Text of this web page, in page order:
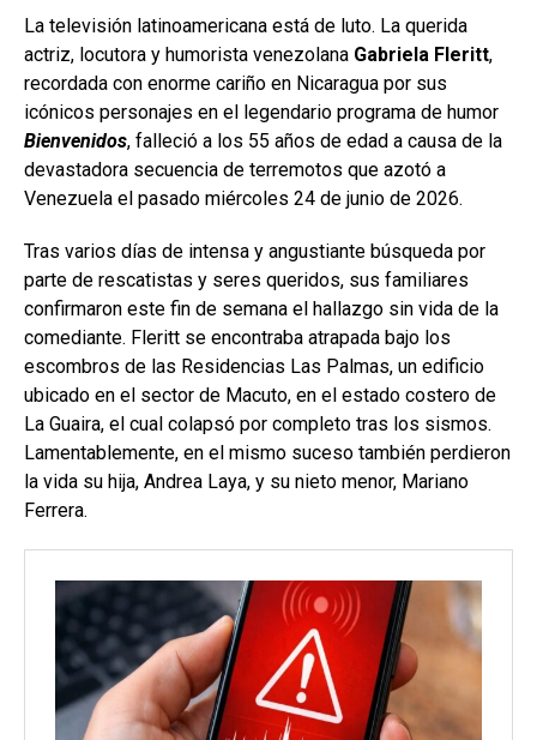
La televisión latinoamericana está de luto. La querida
actriz, locutora y humorista venezolana Gabriela Fleritt,
recordada con enorme cariño en Nicaragua por sus
icónicos personajes en el legendario programa de humor
Bienvenidos, falleció a los 55 años de edad a causa de la
devastadora secuencia de terremotos que azotó a
Venezuela el pasado miércoles 24 de junio de 2026.
Tras varios días de intensa y angustiante búsqueda por
parte de rescatistas y seres queridos, sus familiares
confirmaron este fin de semana el hallazgo sin vida de la
comediante. Fleritt se encontraba atrapada bajo los
escombros de las Residencias Las Palmas, un edificio
ubicado en el sector de Macuto, en el estado costero de
La Guaira, el cual colapsó por completo tras los sismos.
Lamentablemente, en el mismo suceso también perdieron
la vida su hija, Andrea Laya, y su nieto menor, Mariano
Ferrera.